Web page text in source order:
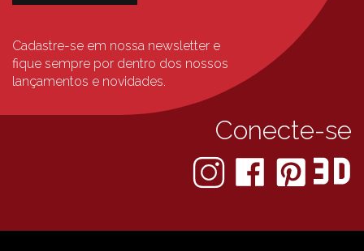
Cadastre-se em nossa newsletter e
fique sempre por dentro dos nossos
lançamentos e novidades.
Conecte-se